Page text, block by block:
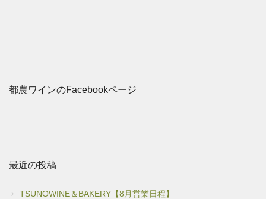
都農ワインのFacebookページ
最近の投稿
TSUNOWINE＆BAKERY【8月営業日程】